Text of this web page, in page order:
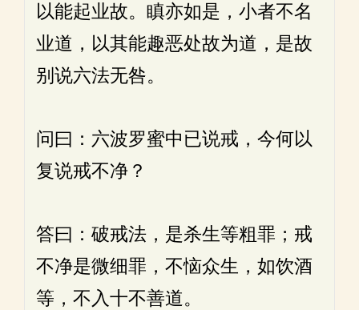
以能起业故。瞋亦如是，小者不名
业道，以其能趣恶处故为道，是故
别说六法无咎。
问曰：六波罗蜜中已说戒，今何以
复说戒不净？
答曰：破戒法，是杀生等粗罪；戒
不净是微细罪，不恼众生，如饮酒
等，不入十不善道。